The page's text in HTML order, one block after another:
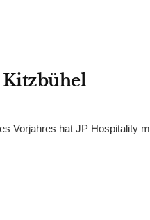
Kitzbühel
Vorjahres hat JP Hospitality